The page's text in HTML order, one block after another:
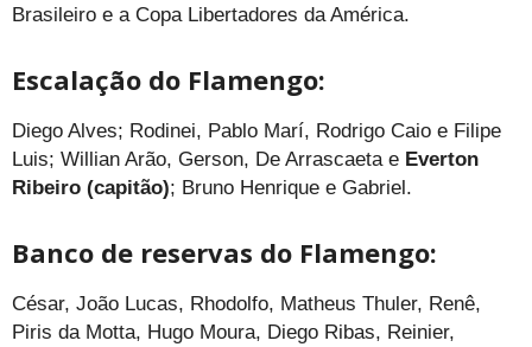
Brasileiro e a Copa Libertadores da América.
Escalação do Flamengo:
Diego Alves; Rodinei, Pablo Marí, Rodrigo Caio e Filipe
Luis; Willian Arão, Gerson, De Arrascaeta e Everton
Ribeiro (capitão); Bruno Henrique e Gabriel.
Banco de reservas do Flamengo:
César, João Lucas, Rhodolfo, Matheus Thuler, Renê,
Piris da Motta, Hugo Moura, Diego Ribas, Reinier,